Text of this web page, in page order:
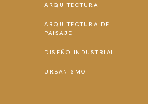
ARQUITECTURA
ARQUITECTURA DE
PAISAJE
DISEÑO INDUSTRIAL
URBANISMO